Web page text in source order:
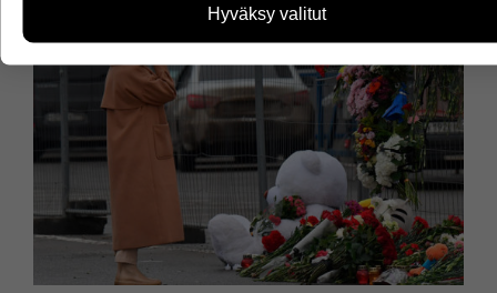
sivuja käytetään ja miten sivuilla liikutaan. Emme
kuitenkaan kerää henkilötietoja kuten nimiä, eikä tietoja
Voit valita, hyväksytkö näiden evästeiden käytön.
Hyväksy valitut